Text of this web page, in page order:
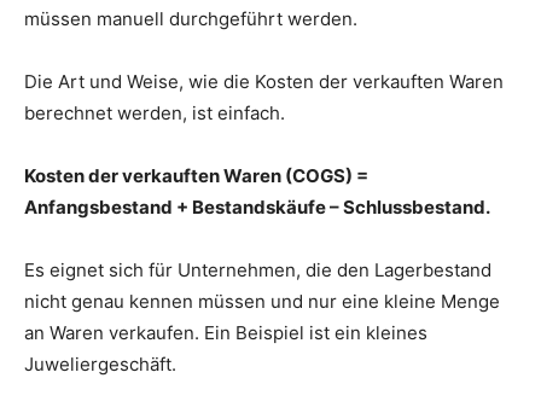
müssen manuell durchgeführt werden.
Die Art und Weise, wie die Kosten der verkauften Waren
berechnet werden, ist einfach.
Kosten der verkauften Waren (COGS) =
Anfangsbestand + Bestandskäufe – Schlussbestand.
Es eignet sich für Unternehmen, die den Lagerbestand
nicht genau kennen müssen und nur eine kleine Menge
an Waren verkaufen. Ein Beispiel ist ein kleines
Juweliergeschäft.